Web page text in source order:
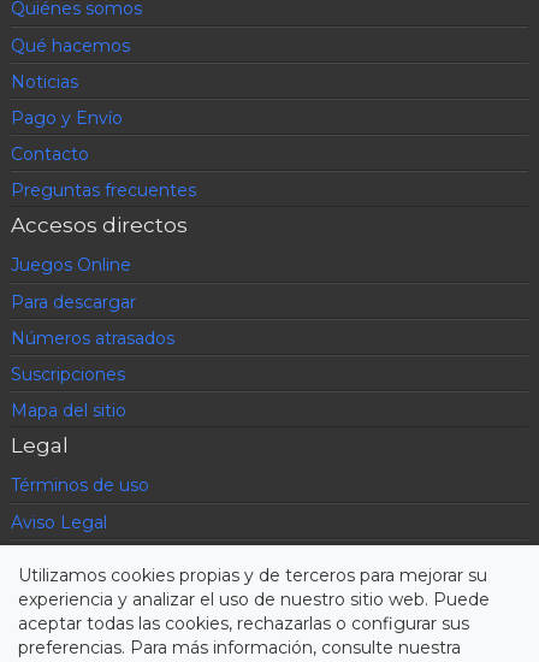
Quiénes somos
Qué hacemos
Noticias
Pago y Envío
Contacto
Preguntas frecuentes
Accesos directos
Juegos Online
Para descargar
Números atrasados
Suscripciones
Mapa del sitio
Legal
Términos de uso
Aviso Legal
Condiciones contratación
Cookies
Utilizamos cookies propias y de terceros para mejorar su
experiencia y analizar el uso de nuestro sitio web. Puede
aceptar todas las cookies, rechazarlas o configurar sus
preferencias. Para más información, consulte nuestra